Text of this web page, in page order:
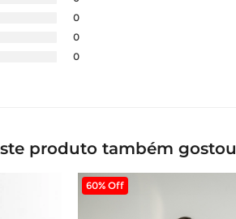
0
0
0
produto também gostou
60% Off